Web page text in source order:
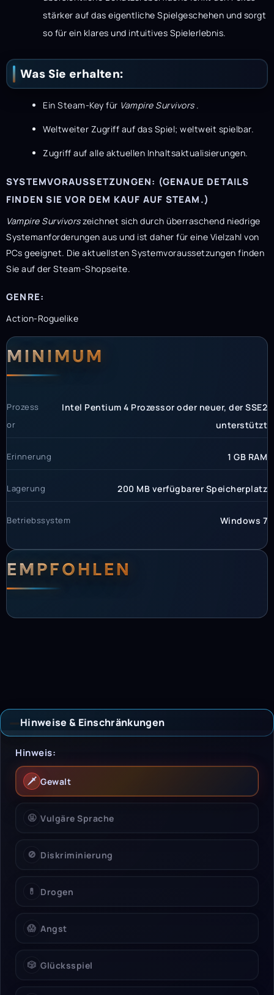
stärker auf das eigentliche Spielgeschehen und sorgt
so für ein klares und intuitives Spielerlebnis.
Was Sie erhalten:
Ein Steam-Key für Vampire Survivors.
Weltweiter Zugriff auf das Spiel; weltweit spielbar.
Zugriff auf alle aktuellen Inhaltsaktualisierungen.
SYSTEMVORAUSSETZUNGEN: (GENAUE DETAILS
FINDEN SIE VOR DEM KAUF AUF STEAM.)
Vampire Survivorszeichnet sich durch überraschend niedrige
Systemanforderungen aus und ist daher für eine Vielzahl von
PCs geeignet. Die aktuellsten Systemvoraussetzungen finden
Sie auf der Steam-Shopseite.
GENRE:
Action-Roguelike
MINIMUM
Prozess
or
Intel Pentium 4 Prozessor oder neuer, der SSE2
unterstützt
Erinnerung 1 GB RAM
Lagerung 200 MB verfügbarer Speicherplatz
Betriebssystem Windows 7
EMPFOHLEN
Hinweise & Einschränkungen
Hinweise &
Hinweis:
🗡️ Gewalt
🤬 Vulgäre Sprache
🚫 Diskriminierung
💊 Drogen
😱 Angst
🎲 Glücksspiel